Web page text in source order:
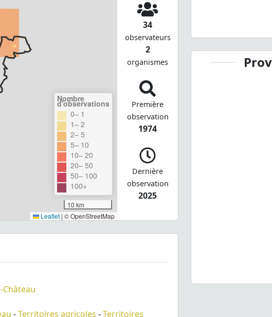
Nombre
d'observations
0– 1
1– 2
2– 5
5– 10
10– 20
20– 50
50– 100
100+
10 km
Leaflet | © OpenStreetMap
34
observateurs
2
organismes
Première
observation
1974
Dernière
observation
2025
-Territoires agricoles -Territoires